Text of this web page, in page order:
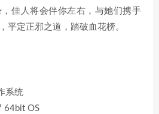
佳人将会伴你左右，与她们携手
平定正邪之道，踏破血花榜。
系统
64bit OS